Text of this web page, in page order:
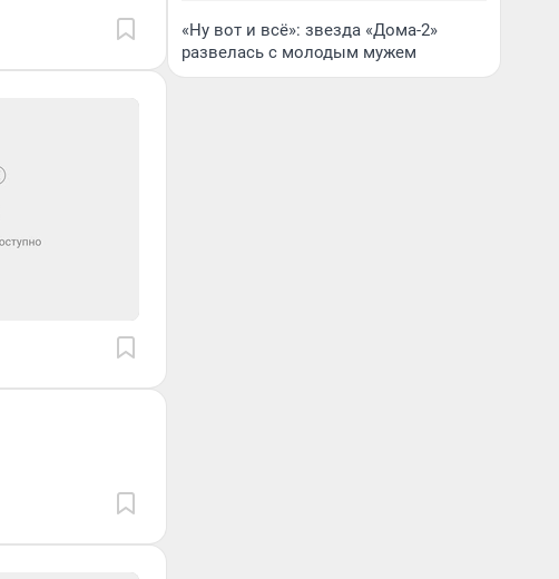
«Ну вот и всё»: звезда «Дома-2»
развелась с молодым мужем